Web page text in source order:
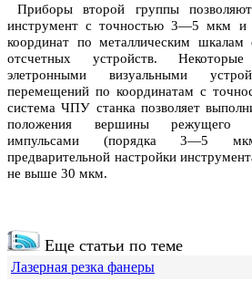
Приборы второй группы
инструмент с точностью 3—5 мкм и
координат по металлическим
отсчетных устройств.
элетронными визуальными
перемещений по координатам с
система ЧПУ станка позволяет
положения вершины режущего
импульсами (порядка 3—5
предварительной настройки
не выше 30 мкм.
Еще статьи по теме
Лазерная резка фанеры